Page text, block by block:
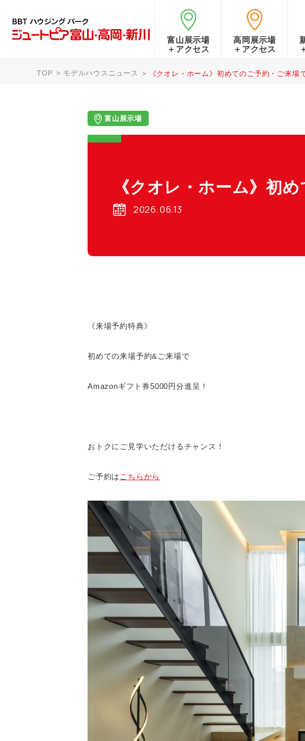
富山展示場
＋アクセス
高岡展示場
＋アクセス
TOP モデルハウスニュース 《クオレ・ホーム》初めてのご予約・ご来場
富山展示場
《クオレ・ホーム》初
2026.06.13
《来場予約特典》
初めての来場予約&ご来場で
Amazonギフト券5000円分進呈！
おトクにご見学いただけるチャンス！
ご予約は こちらから